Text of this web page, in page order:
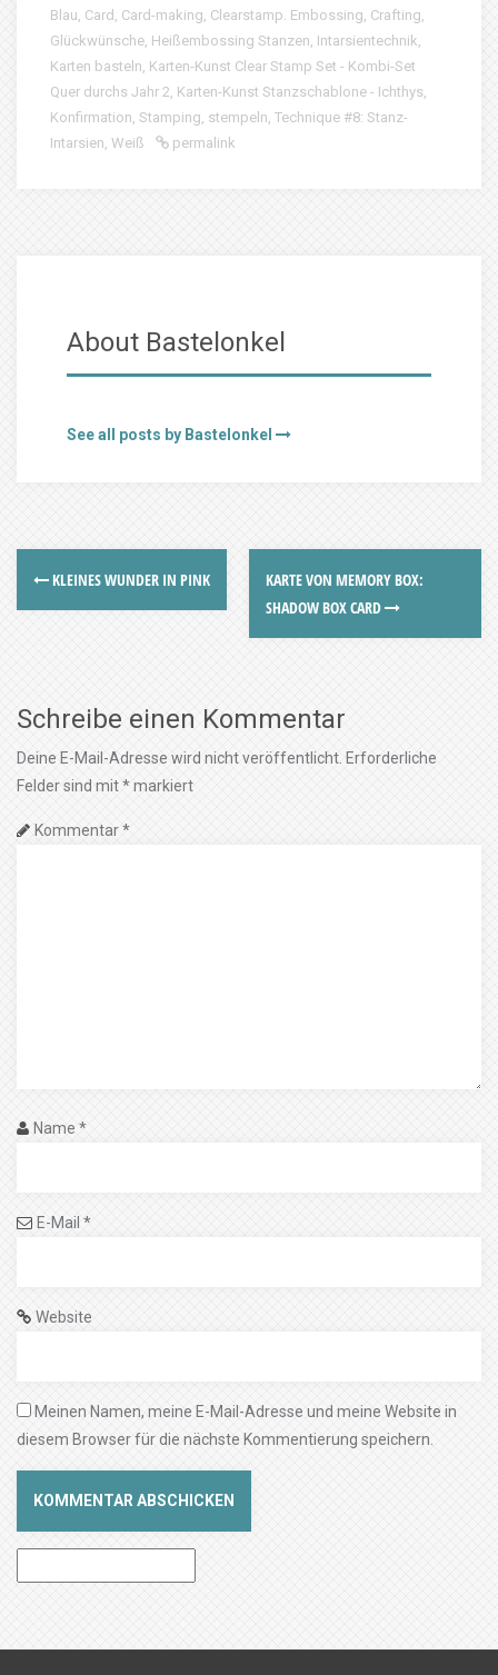
Blau, Card , Card-making, Clearstamp. Embossing, Crafting,
Glückwünsche, Heißembossing Stanzen, Intarsientechnik,
Karten basteln, Karten-Kunst Clear Stamp Set - Kombi-Set
Quer durchs Jahr 2, Karten-Kunst Stanzschablone - Ichthys,
Konfirmation, Stamping, stempeln, Technique #8: Stanz-
Intarsien, Weiß permalink
About Bastelonkel
See all posts by Bastelonkel
KLEINES WUNDER IN PINK
KARTE VON MEMORY BOX:
SHADOW BOX CARD
Schreibe einen Kommentar
Deine E-Mail-Adresse wird nicht veröffentlicht. Erforderliche
Felder sind mit*markiert
Kommentar*
Name *
E-Mail *
Website
Meinen Namen, meine E-Mail-Adresse und meine Website in
diesem Browser für die nächste Kommentierung speichern.